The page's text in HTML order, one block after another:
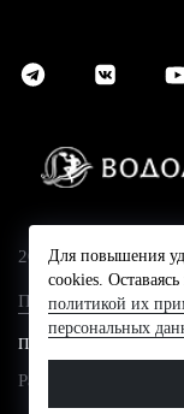
2024 © Компания
Политика
Представленные на
Разработано в
Для повышения
cookies.
политикой их
персональных